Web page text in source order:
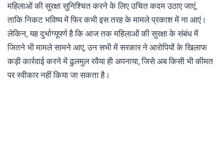
महिलाओं की सुरक्षा सुनिश्चित करने के लिए उचित कदम उठाए जाएं,
ताकि निकट भविष्य में फिर कभी इस तरह के मामले प्रकाश में ना आएं।
लेकिन, यह दुर्भाग्यूपर्ण है कि आज तक महिलाओं की सुरक्षा के संबंध में
जितने भी मामले सामने आए, उन सभी में सरकार ने आरोपियों के खिलाफ
कड़ी कार्रवाई करने में ढुलमुल रवैया ही अपनाया, जिसे अब किसी भी कीमत
पर स्वीकार नहीं किया जा सकता है।